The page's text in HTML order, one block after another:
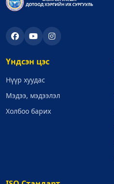
Үндсэн цэс
Нүүр хуудас
Мэдээ, мэдээлэл
Холбоо барих